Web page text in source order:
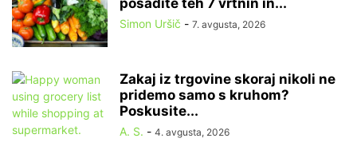
Simon Uršič - 7. avgusta, 2026
Zakaj iz trgovine skoraj nikoli ne
pridemo samo s kruhom?
Poskusite...
A. S. - 4. avgusta, 2026